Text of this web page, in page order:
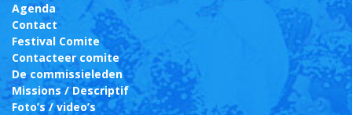
Agenda
Contact
Festival Comite
Contacteer comite
De commissieleden
Missions / Descriptif
Foto’s / video’s